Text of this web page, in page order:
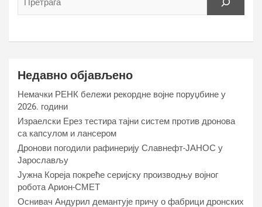
Недавно објављено
Немачки РЕНК бележи рекордне војне поруџбине у
2026. години
Израелски Ерез тестира тајни систем против дронова
са капсулом и лансером
Дронови погодили рафинерију Славнефт-ЈАНОС у
Јарослављу
Јужна Кореја покреће серијску производњу војног
робота Арион-СМЕТ
Оснивач Андурил демантује причу о фабрици дронских